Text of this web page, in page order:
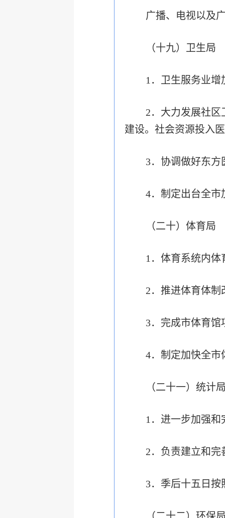
广播、电视以及
（十九）卫生局
1．卫生服务业增
2．大力发展社
建设。社会资源投入
3．协调做好东
4．制定出台全市
（二十）体育局
1．体育系统内体
2．推进体育体制
3．完成市体育
4．制定加快全市
（二十一）统计
1．进一步加强和
2．负责建立和
3．季后十五日按